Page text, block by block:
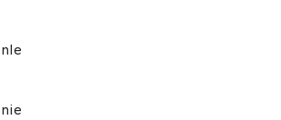
nIe
nie